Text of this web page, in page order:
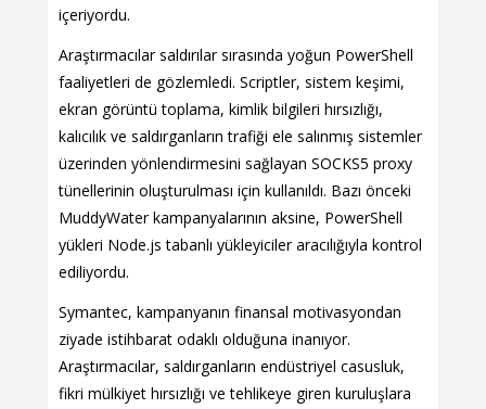
içeriyordu.
Araştırmacılar saldırılar sırasında yoğun PowerShell
faaliyetleri de gözlemledi. Scriptler, sistem keşimi,
ekran görüntü toplama, kimlik bilgileri hırsızlığı,
kalıcılık ve saldırganların trafiği ele salınmış sistemler
üzerinden yönlendirmesini sağlayan SOCKS5 proxy
tünellerinin oluşturulması için kullanıldı. Bazı önceki
MuddyWater kampanyalarının aksine, PowerShell
yükleri Node.js tabanlı yükleyiciler aracılığıyla kontrol
ediliyordu.
Symantec, kampanyanın finansal motivasyondan
ziyade istihbarat odaklı olduğuna inanıyor.
Araştırmacılar, saldırganların endüstriyel casusluk,
fikri mülkiyet hırsızlığı ve tehlikeye giren kuruluşlara